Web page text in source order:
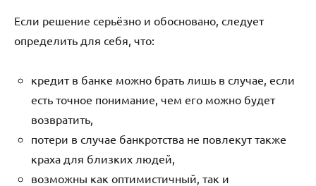
Если решение серьёзно и обосновано, следует
определить для себя, что:
кредит в банке можно брать лишь в случае, если
есть точное понимание, чем его можно будет
возвратить,
потери в случае банкротства не повлекут также
краха для близких людей,
возможны как оптимистичный, так и